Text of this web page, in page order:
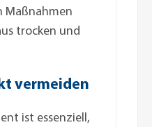
Maßnahmen
trocken und
vermeiden
ist essenziell,